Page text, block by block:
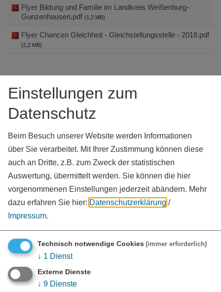
Flyer Bildung und Familie im Landkreis Weißenburg-
Gunzenhausen.pdf (1,2 MB)
Flyer Chancen Gleichheit - Gleichstellungsstelle - 2018.pdf
(2,2 MB)
Kontakt
Pressestelle - Landratsamt Weißenburg-Gunzenhausen
Bahnhofstraße 2
Weißenburg i.Bay.
49°1'43.46''N
10°58'9.84''E
Einstellungen zum
Datenschutz
Beim Besuch unserer Website werden Informationen
über Sie verarbeitet. Mit Ihrer Zustimmung können diese
auch an Dritte, z.B. zum Zweck der statistischen
Auswertung, übermittelt werden. Sie können die hier
vorgenommenen Einstellungen jederzeit abändern. Mehr
dazu erfahren Sie hier: Datenschutzerklärung /
Impressum.
Technisch notwendige Cookies (immer erforderlich)
↓ 1 Dienst
Externe Dienste
↓ 9 Dienste